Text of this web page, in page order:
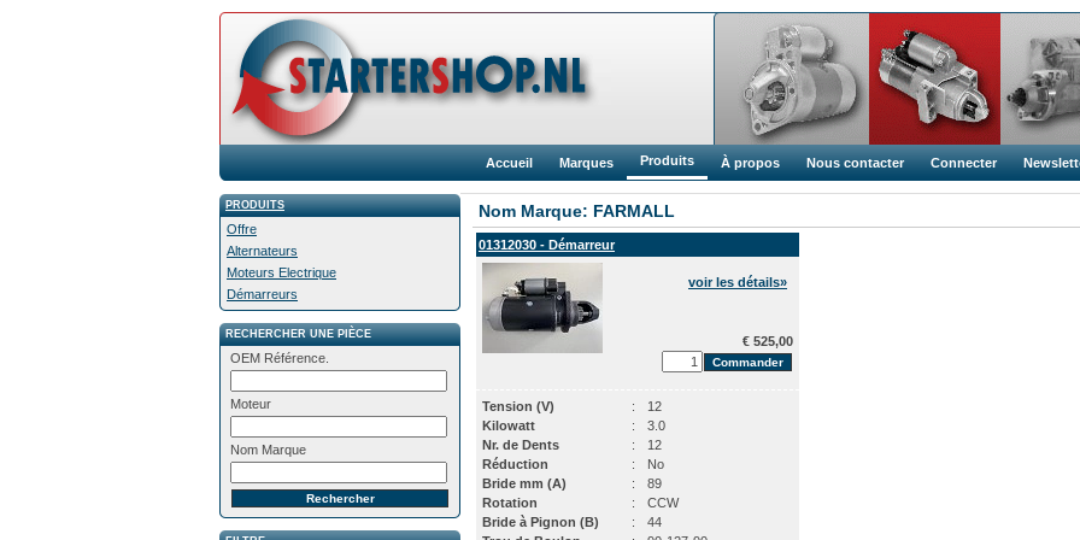
Accueil Marques Produits À propos Nous contacter Connecter
PRODUITS
Offre
Alternateurs
Moteurs Electrique
Démarreurs
RECHERCHER UNE PIÈCE
OEM Référence.
Moteur
Nom Marque
Nom Marque: FARMALL
01312030 - Démarreur
voir les détails»
€ 525,00
Tension (V) :
12
Kilowatt
:
3.0
Nr. de Dents
:
12
Réduction
:
No
Bride mm (A)
:
89
Rotation
:
CCW
Bride à Pignon (B)
:
44